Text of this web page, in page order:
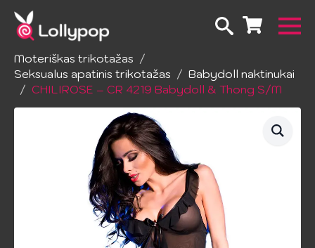
Pradžia
Apatinis trikotažas
Moteriškas trikotažas
Seksualus apatinis trikotažas
Babydoll naktinukai
CHILIROSE – CR 4219 Babydoll & Thong S/M